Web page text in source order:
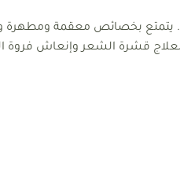
يتمتع بخصائص معقمة ومطهرة
لعلاج قشرة الشعر وإنعاش